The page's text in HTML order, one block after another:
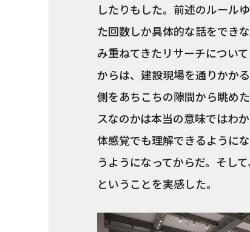
したりもした。前述のルール
た回数しか具体的な話をでき
み重ねてきたリサーチについ
からは、建設現場を通りかか
側をあちこちの隙間から眺め
スなのかは本当の意味ではわ
体感覚でも理解できるように
うようになってからだ。そし
ということを実感した。